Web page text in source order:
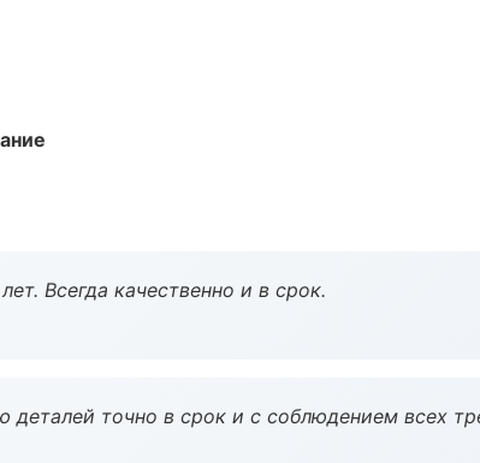
Всегда качественно и в срок.
деталей точно в срок и с соблюдением всех